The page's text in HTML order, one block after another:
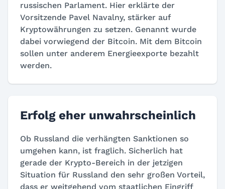
russischen Parlament. Hier erklärte der
Vorsitzende Pavel Navalny, stärker auf
Kryptowährungen zu setzen. Genannt wurde
dabei vorwiegend der Bitcoin. Mit dem Bitcoin
sollen unter anderem Energieexporte bezahlt
werden.
Erfolg eher unwahrscheinlich
Ob Russland die verhängten Sanktionen so
umgehen kann, ist fraglich. Sicherlich hat
gerade der Krypto-Bereich in der jetzigen
Situation für Russland den sehr großen Vorteil,
dass er weitgehend vom staatlichen Eingriff